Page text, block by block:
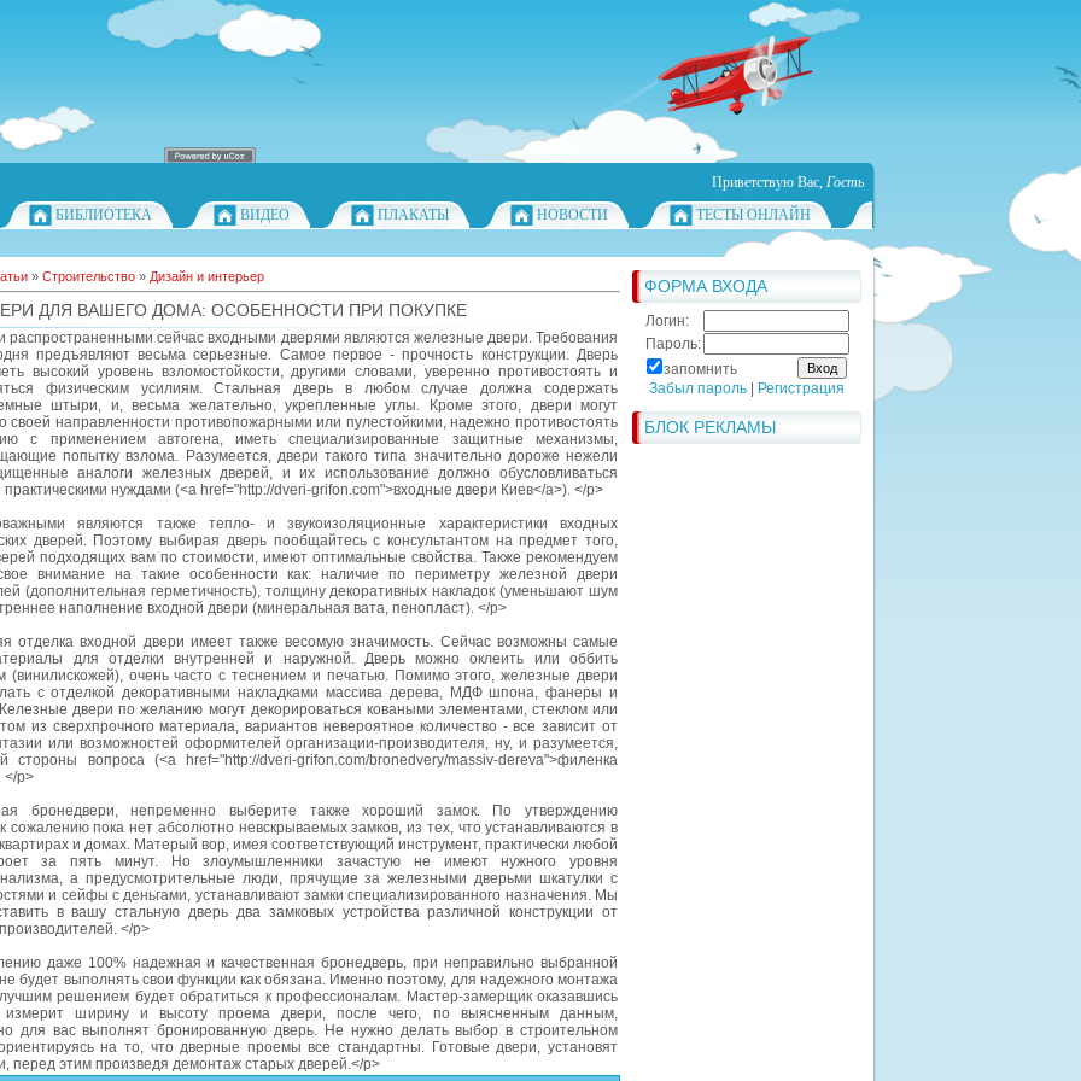
Приветствую Вас, Гость
БИБЛИОТЕКА ВИДЕО ПЛАКАТЫ НОВОСТИ
ТЕСТЫ ОНЛАЙН
ФОРМА ВХОДА
Логин:
Пароль:
запомнить
Забыл пароль
Регистрация
БЛОК РЕКЛАМЫ
» Строительство » Дизайн и интерьер
ДЛЯ ВАШЕГО ДОМА: ОСОБЕННОСТИ ПРИ ПОКУПКЕ
cейчас входными дверями являются железные двери. Требования
предъявляют весьма серьезные. Самое первое - прочность конструкции. Дверь
высокий уровень взломостойкости, другими словами, уверенно противостоять и
физическим усилиям. Стальная дверь в любом случае должна содержать
штыри, и, весьма желательно, укрепленные углы. Кроме этого, двери могут
своей направленности противопожарными или пулестойкими, надежно противостоять
с применением автогена, иметь специализированные защитные механизмы,
попытку взлома. Разумеется, двери такого типа значительно дороже нежели
аналоги железных дверей, и их использование должно обусловливаться
нуждами (<a href="http://dveri-grifon.com">входные двери Киев</a>). </p>
являются также тепло- и звукоизоляционные характеристики входных
дверей. Поэтому выбирая дверь пообщайтесь с консультантом на предмет того,
подходящих вам по стоимости, имеют оптимальные свойства. Также рекомендуем
внимание на такие особенности как: наличие по периметру железной двери
(дополнительная герметичность), толщину декоративных накладок (уменьшают шум
наполнение входной двери (минеральная вата, пенопласт). </p>
отделка входной двери имеет также весомую значимость. Сейчас возможны самые
для отделки внутренней и наружной. Дверь можно оклеить или оббить
(винилискожей), очень часто с теснением и печатью. Помимо этого, железные двери
с отделкой декоративными накладками массива дерева, МДФ шпона, фанеры и
двери по желанию могут декорироваться коваными элементами, стеклом или
из сверхпрочного материала, вариантов невероятное количество - все зависит от
или возможностей оформителей организации-производителя, ну, и разумеется,
стороны вопроса (<a href="http://dveri-grifon.com/bronedvery/massiv-dereva">филенка
</p>
бронедвери, непременно выберите также хороший замок. По утверждению
сожалению пока нет абсолютно невскрываемых замков, из тех, что устанавливаются в
и домах. Матерый вор, имея соответствующий инструмент, практически любой
за пять минут. Но злоумышленники зачастую не имеют нужного уровня
а предусмотрительные люди, прячущие за железными дверьми шкатулки с
и сейфы с деньгами, устанавливают замки специализированного назначения. Мы
в вашу стальную дверь два замковых устройства различной конструкции от
</p>
даже 100% надежная и качественная бронедверь, при неправильно выбранной
будет выполнять свои функции как обязана. Именно поэтому, для надежного монтажа
решением будет обратиться к профессионалам. Мастер-замерщик оказавшись
ширину и высоту проема двери, после чего, по выясненным данным,
для вас выполнят бронированную дверь. Не нужно делать выбор в строительном
на то, что дверные проемы все стандартны. Готовые двери, установят
перед этим произведя демонтаж старых дверей.</p>